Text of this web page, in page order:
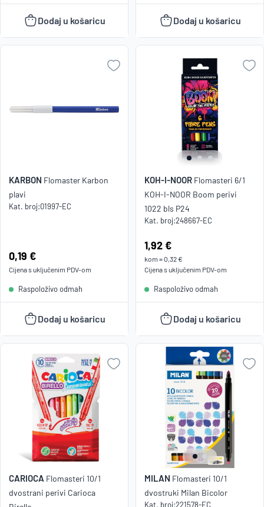
Dodaj u košaricu Dodaj u košaricu
KARBON Flomaster Karbon
plavi
Kat. broj:01997-EC
Cijena:
0,19 €
Cijena s uključenim PDV-om
Raspoloživo odmah
Dodaj u košaricu
KOH-I-NOOR Flomasteri 6/1
KOH-I-NOOR Boom perivi
1022 bls P24
Kat. broj:248667-EC
Cijena:
1,92 €
kom =0,32 €
Cijena s uključenim PDV-om
Raspoloživo odmah
Dodaj u košaricu
CARIOCA Flomasteri 10/1
dvostrani perivi Carioca
MILAN Flomasteri 10/1
dvostruki Milan Bicolor
Kat. broj:221578-EC